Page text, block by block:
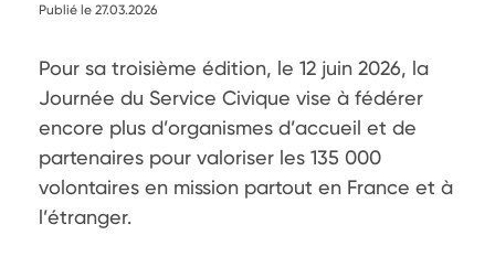
Publié le 27.03.2026
Pour sa troisième édition, le 12 juin 2026, la
Journée du Service Civique vise à fédérer
encore plus d’organismes d’accueil et de
partenaires pour valoriser les 135 000
volontaires en mission partout en France et à
l’étranger.